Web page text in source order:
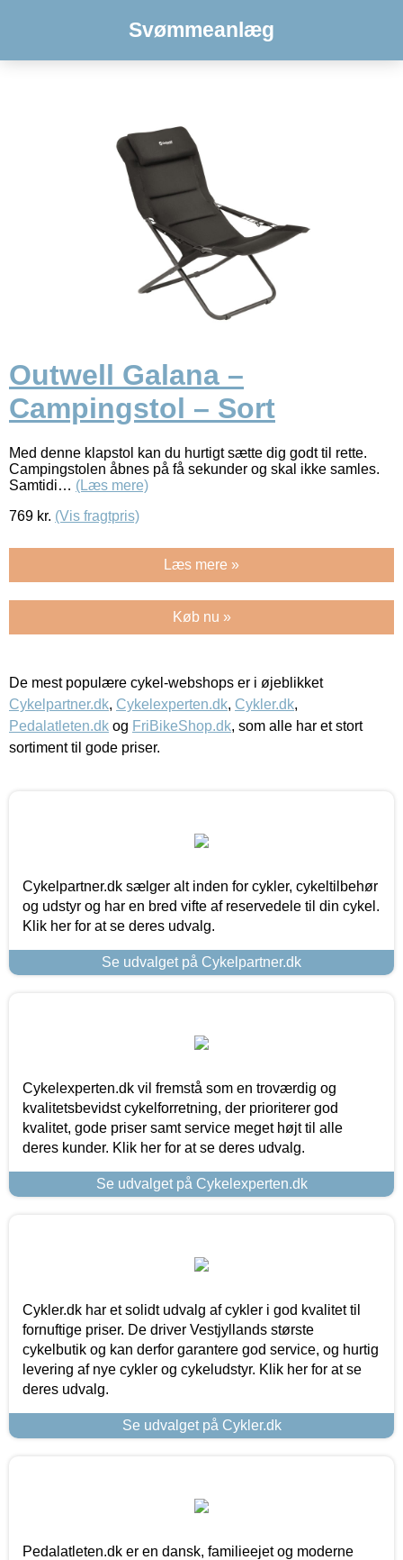
Svømmeanlæg
Outwell Galana –
Campingstol – Sort
Med denne klapstol kan du hurtigt sætte dig godt til rette.
Campingstolen åbnes på få sekunder og skal ikke samles.
Samtidi… (Læs mere)
769 kr. (Vis fragtpris)
Læs mere »
Køb nu »
De mest populære cykel-webshops er i øjeblikket
Cykelpartner.dk, Cykelexperten.dk, Cykler.dk,
Pedalatleten.dk og FriBikeShop.dk, som alle har et stort
sortiment til gode priser.
Cykelpartner.dk sælger alt inden for cykler, cykeltilbehør
og udstyr og har en bred vifte af reservedele til din cykel.
Klik her for at se deres udvalg.
Se udvalget på Cykelpartner.dk
Cykelexperten.dk vil fremstå som en troværdig og
kvalitetsbevidst cykelforretning, der prioriterer god
kvalitet, gode priser samt service meget højt til alle
deres kunder. Klik her for at se deres udvalg.
Se udvalget på Cykelexperten.dk
Cykler.dk har et solidt udvalg af cykler i god kvalitet til
fornuftige priser. De driver Vestjyllands største
cykelbutik og kan derfor garantere god service, og hurtig
levering af nye cykler og cykeludstyr. Klik her for at se
deres udvalg.
Se udvalget på Cykler.dk
Pedalatleten.dk er en dansk, familieejet og moderne